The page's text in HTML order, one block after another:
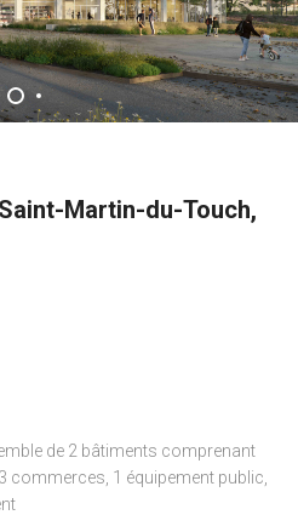
Martin-du-Touch,
de 2 bâtiments comprenant
commerces, 1 équipement public,